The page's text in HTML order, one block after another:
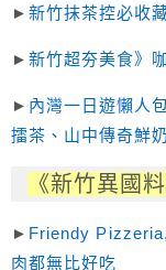
►新竹抹茶控必收
►新竹超夯美食》
► 內灣一日遊懶人
擂茶、山中傳奇鮮
《新竹異國
► Friendy
肉都無比好吃